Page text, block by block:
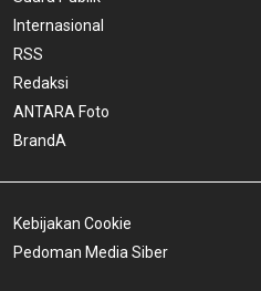
Internasional
RSS
Redaksi
ANTARA Foto
BrandA
Kebijakan Cookie
Pedoman Media Siber